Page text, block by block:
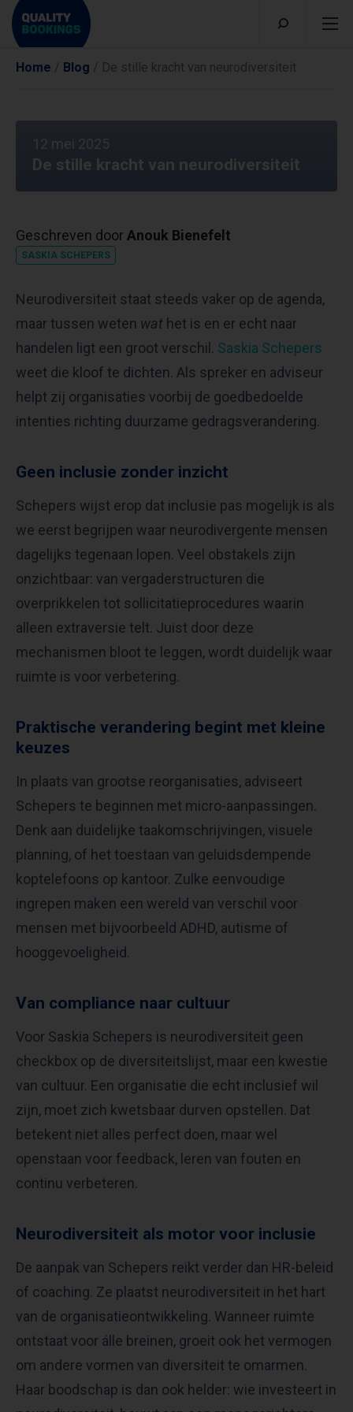
Home / Blog / De stille kracht van neurodiversiteit
12 mei 2025
De stille kracht van neurodiversiteit
Geschreven door Anouk Bienefelt
SASKIA SCHEPERS
Neurodiversiteit staat steeds vaker op de agenda,
maar tussen weten wat het is en er echt naar
handelen ligt een groot verschil. Saskia Schepers
weet die kloof te dichten. Als spreker en adviseur
helpt zij organisaties voorbij de goedbedoelde
intenties richting duurzame gedragsverandering.
Geen inclusie zonder inzicht
Schepers wijst erop dat inclusie pas mogelijk is als
we eerst begrijpen waar neurodivergente mensen
dagelijks tegenaan lopen. Veel obstakels zijn
onzichtbaar: van vergaderstructuren die
overprikkelen tot sollicitatieprocedures waarin
alleen extraversie telt. Juist door deze
mechanismen bloot te leggen, wordt duidelijk waar
ruimte is voor verbetering.
Praktische verandering begint met kleine
keuzes
In plaats van grootse reorganisaties, adviseert
Schepers te beginnen met micro-aanpassingen.
Denk aan duidelijke taakomschrijvingen, visuele
planning, of het toestaan van geluidsdempende
koptelefoons op kantoor. Zulke eenvoudige
ingrepen maken een wereld van verschil voor
mensen met bijvoorbeeld ADHD, autisme of
hooggevoeligheid.
Van compliance naar cultuur
Voor Saskia Schepers is neurodiversiteit geen
checkbox op de diversiteitslijst, maar een kwestie
van cultuur. Een organisatie die echt inclusief wil
zijn, moet zich kwetsbaar durven opstellen. Dat
betekent niet alles perfect doen, maar wel
openstaan voor feedback, leren van fouten en
continu verbeteren.
Neurodiversiteit als motor voor inclusie
De aanpak van Schepers reikt verder dan HR-beleid
of coaching. Ze plaatst neurodiversiteit in het hart
van de organisatieontwikkeling. Wanneer ruimte
ontstaat voor álle breinen, groeit ook het vermogen
om andere vormen van diversiteit te omarmen.
Haar boodschap is dan ook helder: wie investeert in